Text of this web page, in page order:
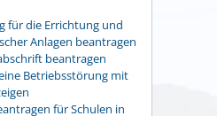
für die Errichtung und
Anlagen beantragen
beantragen
Betriebsstörung mit
für Schulen in